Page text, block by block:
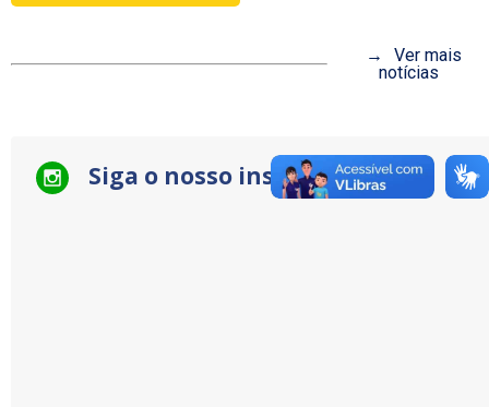
Ver mais
notícias
Siga o nosso instagram